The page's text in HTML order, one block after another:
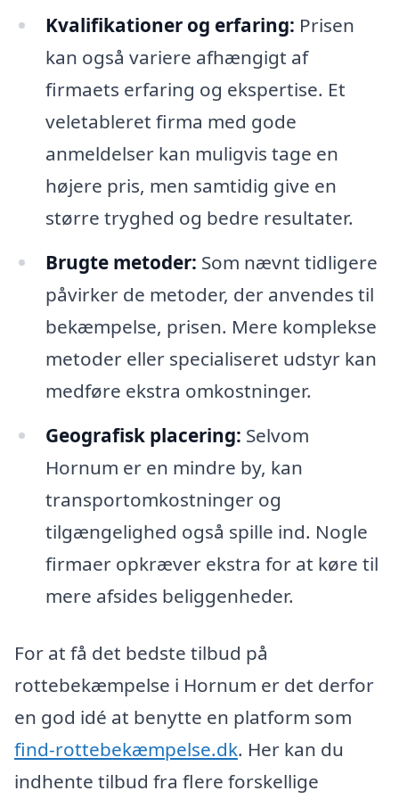
Kvalifikationer og erfaring: Prisen
kan også variere afhængigt af
firmaets erfaring og ekspertise. Et
veletableret firma med gode
anmeldelser kan muligvis tage en
højere pris, men samtidig give en
større tryghed og bedre resultater.
Brugte metoder: Som nævnt tidligere
påvirker de metoder, der anvendes til
bekæmpelse, prisen. Mere komplekse
metoder eller specialiseret udstyr kan
medføre ekstra omkostninger.
Geografisk placering: Selvom
Hornum er en mindre by, kan
transportomkostninger og
tilgængelighed også spille ind. Nogle
firmaer opkræver ekstra for at køre til
mere afsides beliggenheder.
For at få det bedste tilbud på
rottebekæmpelse i Hornum er det derfor
en god idé at benytte en platform som
find-rottebekæmpelse.dk. Her kan du
indhente tilbud fra flere forskellige